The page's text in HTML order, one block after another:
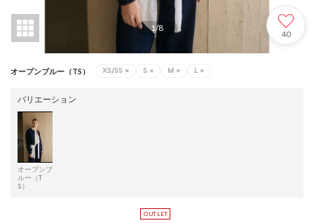
1/8
40
オープンブルー（TS） XS/SS × S × M × L ×
バリエーション
オープンブ
ルー（T
S）